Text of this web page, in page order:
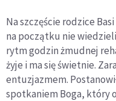
Na szczęście rodzice
na początku nie
rytm godzin żmudnej
żyje i ma się świetnie.
entuzjazmem.
spotkaniem Boga, który